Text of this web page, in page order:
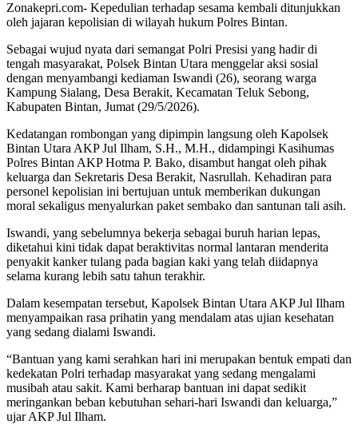
Zonakepri.com- Kepedulian terhadap sesama kembali ditunjukkan
oleh jajaran kepolisian di wilayah hukum Polres Bintan.
Sebagai wujud nyata dari semangat Polri Presisi yang hadir di
tengah masyarakat, Polsek Bintan Utara menggelar aksi sosial
dengan menyambangi kediaman Iswandi (26), seorang warga
Kampung Sialang, Desa Berakit, Kecamatan Teluk Sebong,
Kabupaten Bintan, Jumat (29/5/2026).
Kedatangan rombongan yang dipimpin langsung oleh Kapolsek
Bintan Utara AKP Jul Ilham, S.H., M.H., didampingi Kasihumas
Polres Bintan AKP Hotma P. Bako, disambut hangat oleh pihak
keluarga dan Sekretaris Desa Berakit, Nasrullah. Kehadiran para
personel kepolisian ini bertujuan untuk memberikan dukungan
moral sekaligus menyalurkan paket sembako dan santunan tali asih.
Iswandi, yang sebelumnya bekerja sebagai buruh harian lepas,
diketahui kini tidak dapat beraktivitas normal lantaran menderita
penyakit kanker tulang pada bagian kaki yang telah diidapnya
selama kurang lebih satu tahun terakhir.
Dalam kesempatan tersebut, Kapolsek Bintan Utara AKP Jul Ilham
menyampaikan rasa prihatin yang mendalam atas ujian kesehatan
yang sedang dialami Iswandi.
“Bantuan yang kami serahkan hari ini merupakan bentuk empati dan
kedekatan Polri terhadap masyarakat yang sedang mengalami
musibah atau sakit. Kami berharap bantuan ini dapat sedikit
meringankan beban kebutuhan sehari-hari Iswandi dan keluarga,”
ujar AKP Jul Ilham.